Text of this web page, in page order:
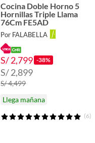
Cocina Doble Horno 5
Hornillas Triple Llama
76Cm FE5AD
Por FALABELLA
S/ 2,799 -38%
S/ 2,899
S/ 4,499
Llega mañana
(6)